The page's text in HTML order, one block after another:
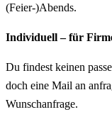
(Feier-)Abends.
Individuell – für
Du findest keinen
doch eine Mail an
Wunschanfrage.